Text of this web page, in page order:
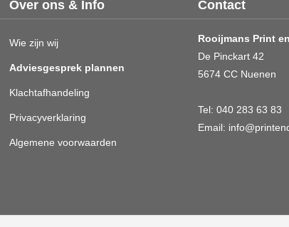
Over ons & Info
Wie zijn wij
Adviesgesprek plannen
Klachtafhandeling
Privacyverklaring
Algemene voorwaarden
Contact
Rooijmans Print
De Pinckart 42
5674 CC Nuenen
Tel: 040 283 63 83
Email: